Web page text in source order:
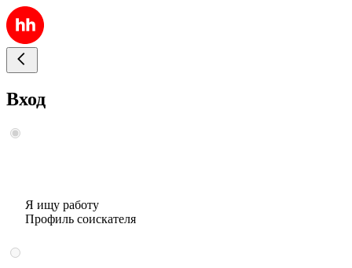
Вход
Я ищу работу
Профиль соискателя